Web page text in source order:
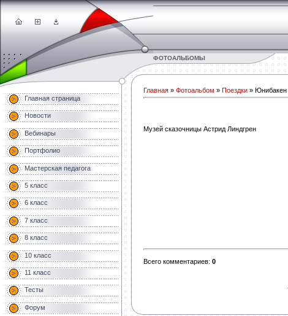
ФОТОАЛЬБОМЫ
Главная страница
Новости
Вебинары
Портфолио
Мастерская педагога
5 класс
6 класс
7 класс
8 класс
10 класс
11 класс
Тесты
Форум
Главная » Фотоальбом » Поездки » Юнибакен
Музей сказочницы Астрид Линдгрен
Всего комментариев: 0